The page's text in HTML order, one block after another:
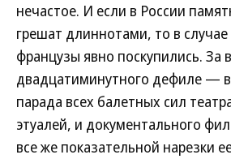
нечастое. И если в России
грешат длиннотами, то в
французы явно поскупились. За
двадцатиминутного дефиле —
парада всех балетных сил
этуалей, и документального
все же показательной нарезки